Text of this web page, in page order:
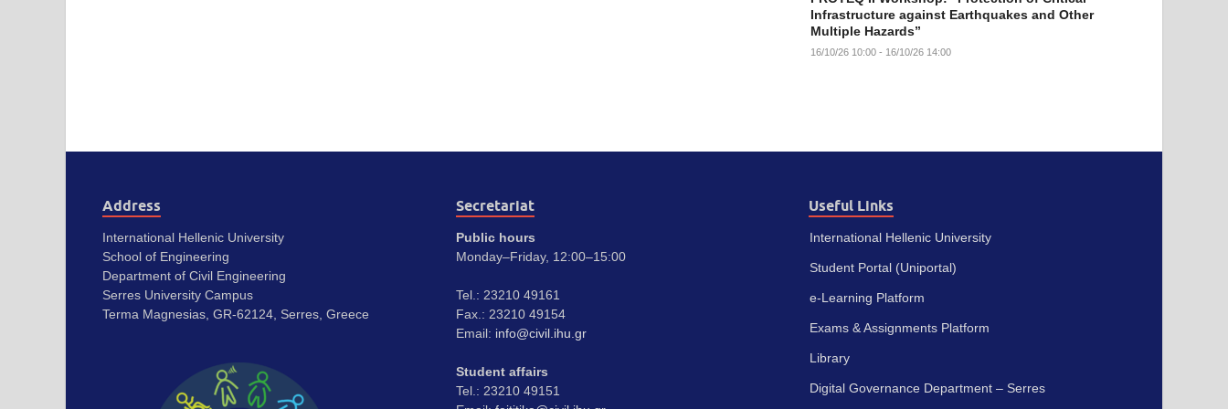
Infrastructure against Earthquakes and Other
Multiple Hazards”
16/10/26 10:00 - 16/10/26 14:00
Address
International Hellenic University
School of Engineering
Department of Civil Engineering
Serres University Campus
Terma Magnesias, GR-62124, Serres, Greece
Secretariat
Public hours
Monday–Friday, 12:00–15:00
Tel.: 23210 49161
Fax.: 23210 49154
Email: info@civil.ihu.gr
Student affairs
Tel.: 23210 49151
Useful Links
International Hellenic University
Student Portal (Uniportal)
e-Learning Platform
Exams & Assignments Platform
Library
Digital Governance Department – Serres